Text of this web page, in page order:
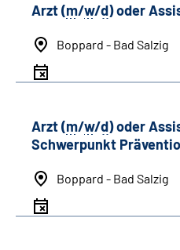
Arzt (m/w/d) oder
Boppard - Bad Salzig
Arzt (m/w/d) oder
Schwerpunkt
Boppard - Bad Salzig